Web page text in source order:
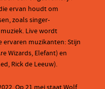
ervan houdt om
zoals singer-
Live wordt
ervaren muzikanten: Stijn
Wizards, Elefant) en
Rick de Leeuw).